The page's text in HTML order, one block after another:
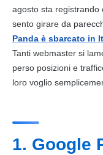
agosto sta registrando
sento girare da
Panda è sbarcato in
Tanti webmaster si
perso posizioni e
loro voglio
1. Google